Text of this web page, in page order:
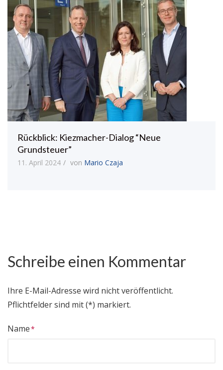
Rückblick: Kiezmacher-Dialog “Neue
Grundsteuer”
11. April 2024 von Mario Czaja
Schreibe einen Kommentar
Ihre E-Mail-Adresse wird nicht veröffentlicht.
Pflichtfelder sind mit (*) markiert.
Name